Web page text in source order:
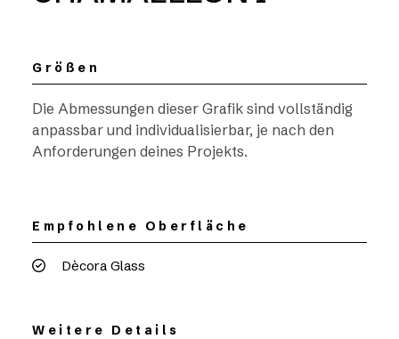
Größen
Die Abmessungen dieser Grafik sind vollständig
anpassbar und individualisierbar, je nach den
Anforderungen deines Projekts.
Empfohlene Oberfläche
Dècora Glass
Weitere Details